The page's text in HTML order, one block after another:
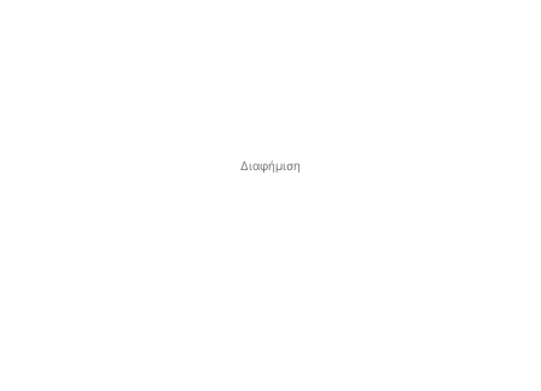
Διαφήμιση